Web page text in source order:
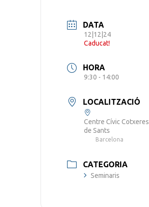
DATA
12|12|24
Caducat!
HORA
9:30 - 14:00
LOCALITZACIÓ
Centre Cívic Cotxeres
de Sants
Barcelona
CATEGORIA
Seminaris